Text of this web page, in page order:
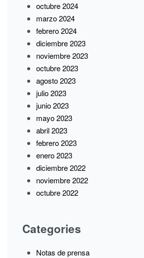
octubre 2024
marzo 2024
febrero 2024
diciembre 2023
noviembre 2023
octubre 2023
agosto 2023
julio 2023
junio 2023
mayo 2023
abril 2023
febrero 2023
enero 2023
diciembre 2022
noviembre 2022
octubre 2022
Categories
Notas de prensa